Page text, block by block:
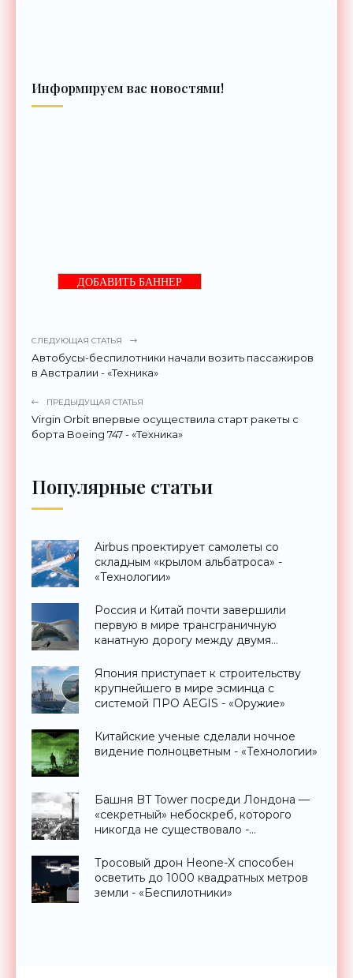
Информируем вас новостями!
ДОБАВИТЬ БАННЕР
СЛЕДУЮЩАЯ СТАТЬЯ
Автобусы-беспилотники начали возить пассажиров
в Австралии - «Техника»
ПРЕДЫДУЩАЯ СТАТЬЯ
Virgin Orbit впервые осуществила старт ракеты с
борта Boeing 747 - «Техника»
Популярные статьи
Airbus проектирует самолеты со
складным «крылом альбатроса» -
«Технологии»
Россия и Китай почти завершили
первую в мире трансграничную
канатную дорогу между двумя
Япония приступает к строительству
крупнейшего в мире эсминца с
системой ПРО AEGIS - «Оружие»
Китайские ученые сделали ночное
видение полноцветным - «Технологии»
Башня BT Tower посреди Лондона —
«секретный» небоскреб, которого
никогда не существовало -
Тросовый дрон Heone-X способен
осветить до 1000 квадратных метров
земли - «Беспилотники»